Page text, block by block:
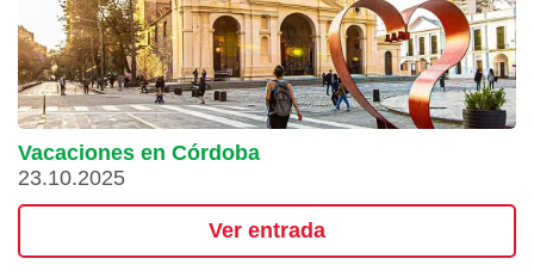
Vacaciones en Córdoba
23.10.2025
Ver entrada